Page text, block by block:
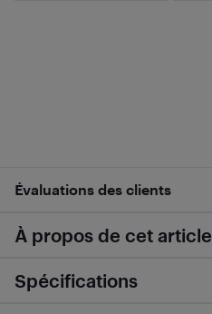
Évaluations des clients
À propos de cet article
Spécifications